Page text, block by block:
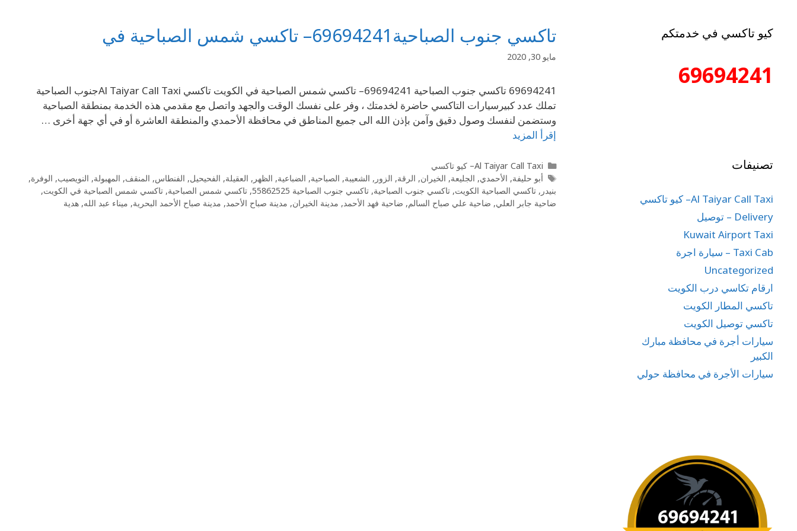
تاكسي جنوب الصباحية69694241– تاكسي شمس الصباحية في
مايو 30, 2020
69694241 تاكسي جنوب الصباحية 69694241– تاكسي شمس الصباحية في الكويت تاكسي Al Taiyar Call Taxiجنوب الصباحية
تملك عدد كبيرسيارات التاكسي حاضرة لخدمتك ، وفر على نفسك الوقت والجهد واتصل مع مقدمي هذه الخدمة بمنطقة الصباحية
وستضمن لنفسك وصول دقيق وآمن بإذن الله الى جميع المناطق في محافظة الأحمدي والمنطقة العاشرة أو في أي جهة أخرى …
إقرأ المزيد
Al Taiyar Call Taxi– كيو تاكسي
أبو حليفة, الأحمدي, الجليعة, الخيران, الرقة, الزور , الشعيبة, الصباحية, الضباعية, الظهر , العقيلة, الفحيحيل, الفنطاس, المنقف, المهبولة, النويصيب, الوفرة,
بنيدر , تاكسي الصباحية الكويت, تاكسي جنوب الصباحية, تاكسي جنوب الصباحية 55862525 , تاكسي شمس الصباحية, تاكسي شمس الصباحية في الكويت,
ضاحية جابر العلي, ضاحية علي صباح السالم, ضاحية فهد الأحمد, مدينة الخيران, مدينة صباح الأحمد, مدينة صباح الأحمد البحرية, ميناء عبد الله, هدية
كيو تاكسي في خدمتكم
69694241
تصنيفات
Al Taiyar Call Taxi– كيو تاكسي
Delivery – توصيل
Kuwait Airport Taxi
Taxi Cab – سيارة اجرة
Uncategorized
ارقام تكاسي درب الكويت
تاكسي المطار الكويت
تاكسي توصيل الكويت
سيارات أجرة في محافظة مبارك
الكبير
سيارات الأجرة في محافظة حولي